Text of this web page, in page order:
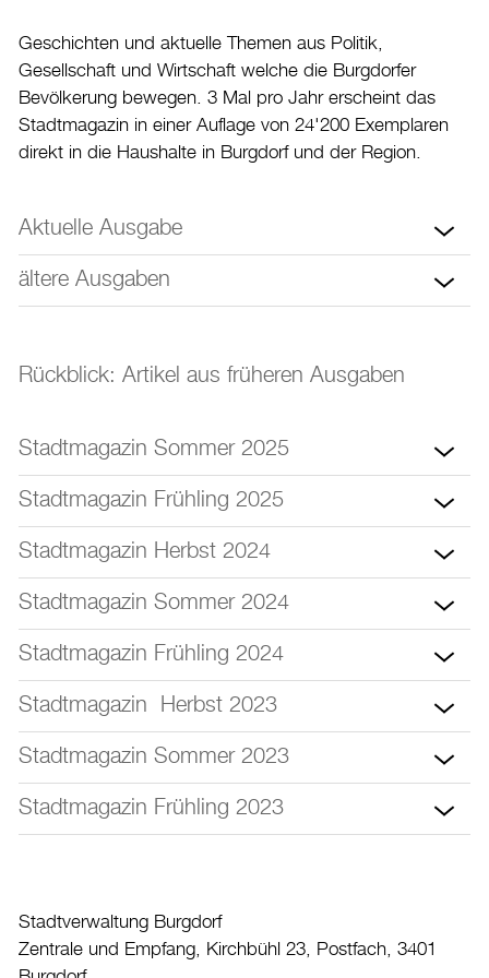
Lebensqualität
Kultur
Mobilität
Aktuelles
Burgdorf baut
Home
Veranstaltungskalender
Stadtplan
Drucken
Geschichten und aktuelle Themen aus Politik,
Gesellschaft und Wirtschaft welche die Burgdorfer
Bevölkerung bewegen. 3 Mal pro Jahr erscheint das
Stadtmagazin in einer Auflage von 24'200 Exemplaren
direkt in die Haushalte in Burgdorf und der Region.
Aktuelle Ausgabe
ältere Ausgaben
Rückblick: Artikel aus früheren Ausgaben
Stadtmagazin Sommer 2025
Stadtmagazin Frühling 2025
Stadtmagazin Herbst 2024
Stadtmagazin Sommer 2024
Stadtmagazin Frühling 2024
Stadtmagazin Herbst 2023
Stadtmagazin Sommer 2023
Stadtmagazin Frühling 2023
Stadtverwaltung Burgdorf
Zentrale und Empfang, Kirchbühl 23, Postfach, 3401